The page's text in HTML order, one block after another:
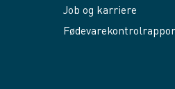
Job og karriere